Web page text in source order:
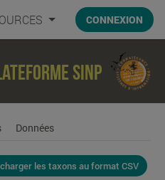
CONNEXION
SINP
Données
les taxons au format CSV